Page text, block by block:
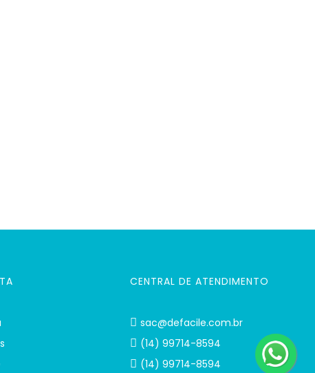
CENTRAL DE ATENDIMENTO
sac@defacile.com.br
(14) 99714-8594
(14) 99714-8594